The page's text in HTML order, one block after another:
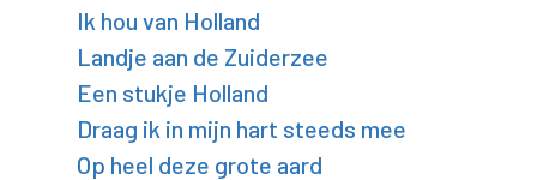
Ik hou van Holland
Landje aan de Zuiderzee
Een stukje Holland
Draag ik in mijn hart steeds mee
Op heel deze grote aard